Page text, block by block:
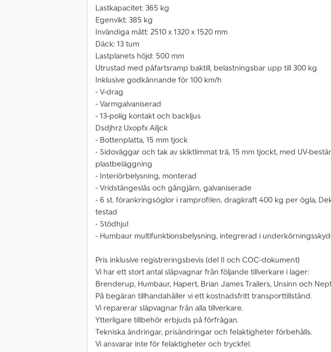
Lastkapacitet: 365 kg
Egenvikt: 385 kg
Invändiga mått: 2510 x 1320 x 1520 mm
Däck: 13 tum
Lastplanets höjd: 500 mm
Utrustad med påfartsramp baktill, belastningsbar upp till 300 kg
Inklusive godkännande för 100 km/h
- V-drag
- Varmgalvaniserad
- 13-polig kontakt och backljus
Dsdjhrz Uxopfx Ailjck
- Bottenplatta, 15 mm tjock
- Sidoväggar och tak av skiktlimmat trä, 15 mm tjockt, med UV-
plastbeläggning
- Interiörbelysning, monterad
- Vridstängeslås och gångjärn, galvaniserade
- 6 st. förankringsöglor i ramprofilen, dragkraft 400 kg per ögla,
testad
- Stödhjul
- Humbaur multifunktionsbelysning, integrerad i
Pris inklusive registreringsbevis (del II och COC-dokument)
Vi har ett stort antal släpvagnar från följande tillverkare i lager:
Brenderup, Humbaur, Hapert, Brian James Trailers, Unsinn och
På begäran tillhandahåller vi ett kostnadsfritt transporttillstånd.
Vi reparerar släpvagnar från alla tillverkare.
Ytterligare tillbehör erbjuds på förfrågan.
Tekniska ändringar, prisändringar och felaktigheter förbehålls.
Vi ansvarar inte för felaktigheter och tryckfel.